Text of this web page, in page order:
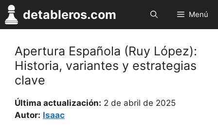
Saltar
al
contenido
detableros.com Menú
Apertura Española (Ruy López):
Historia, variantes y estrategias
clave
Última actualización: 2 de abril de 2025
Autor: Isaac